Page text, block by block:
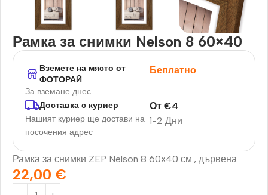
Рамка за снимки Nelson 8 60×40
Вземете на място от
ФОТОРАЙ
За вземане днес
Беплатно
Доставка с куриер
Нашият куриер ще достави на
посочения адрес
1-2 Дни
От€4
Рамка за снимки ZEP Nelson 8 60х40 см., дървена
22,00 €